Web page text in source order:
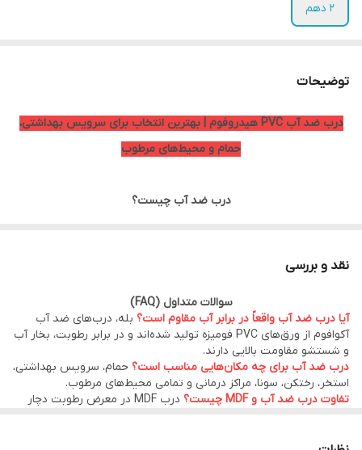
2 دهم
توضیحات
درب ضد آب PVC هیدروفوم | بهترین انتخاب برای سرویس بهداشتی،
حمام و محیط‌های مرطوب
درب ضد آب چیست؟
بادکردگی، پوسیدگی و تغییر شکل می‌شوند، درب‌های ضد آب هیدروفوم
از ورق‌های PVC فومیزه باکیفیت تولید شده‌اند و در برابر آب، بخار و
رطوبت مقاومت بسیار بالایی دارند.
اگر به دنبال خرید درب ضد آب با کیفیت بالا، طول عمر زیاد و قیمت
نقد و بررسی
سوالات متداول (FAQ)
آیا درب ضد آب واقعاً در برابر آب مقاوم است؟ بله، درب‌های ضد آب
آکوافوم از ورق‌های PVC فومیزه تولید شده‌اند و در برابر رطوبت، بخار آب
و شستشو مقاومت بالایی دارند.
درب ضد آب برای چه مکان‌هایی مناسب است؟ حمام، سرویس بهداشتی،
استخر، رختکن، سونا، مراکز درمانی و تمامی محیط‌های مرطوب.
تفاوت درب ضد آب و MDF چیست؟
درب MDF در معرض رطوبت دچار